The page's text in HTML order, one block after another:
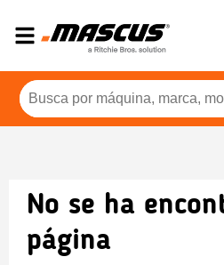
No se ha
página